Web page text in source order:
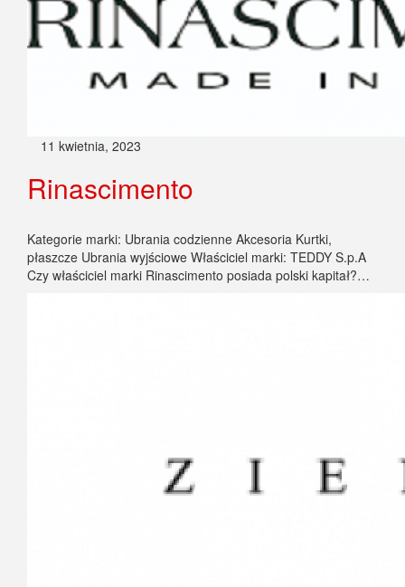
11 kwietnia, 2023
Rinascimento
Kategorie marki: Ubrania codzienne Akcesoria Kurtki,
płaszcze Ubrania wyjściowe Właściciel marki: TEDDY S.p.A
Czy właściciel marki Rinascimento posiada polski kapitał?…